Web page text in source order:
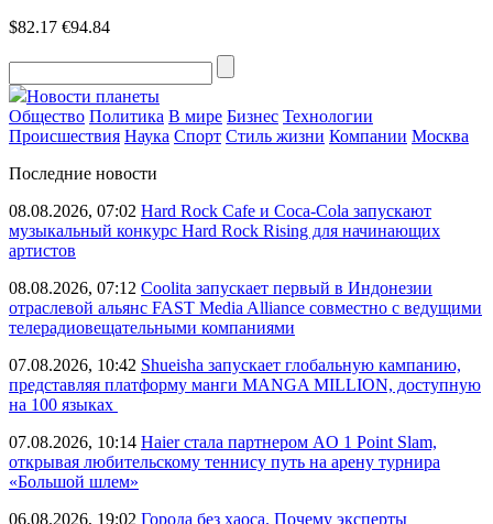
$82.17 €94.84
Новости планеты
Общество Политика В мире Бизнес Технологии
Происшествия Наука Спорт Стиль жизни Компании Москва
Последние новости
08.08.2026, 07:02 Hard Rock Cafe и Coca-Cola запускают
музыкальный конкурс Hard Rock Rising для начинающих
артистов
08.08.2026, 07:12 Coolita запускает первый в Индонезии
отраслевой альянс FAST Media Alliance совместно с ведущими
телерадиовещательными компаниями
07.08.2026, 10:42 Shueisha запускает глобальную кампанию,
представляя платформу манги MANGA MILLION, доступную
на 100 языках
07.08.2026, 10:14 Haier стала партнером AO 1 Point Slam,
открывая любительскому теннису путь на арену турнира
«Большой шлем»
06.08.2026, 19:02 Города без хаоса. Почему эксперты